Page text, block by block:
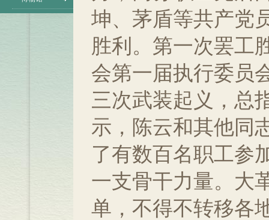
坤、茅盾等共产党
胜利。第一次罢工
会第一届执行委员
三次武装起义，总
示，陈云和其他同
了有数百名职工参
一支骨干力量。大
单，不得不转移各